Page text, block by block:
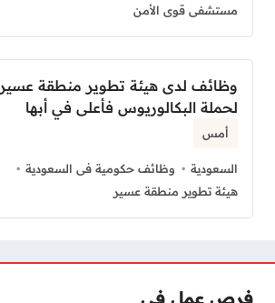
مستشفى قوى الأمن
وظائف لدى هيئة تطوير منطقة عسير
لحملة البكالوريوس فأعلى في أبها
أمس
السعودية
وظائف حكومية فى السعودية
هيئة تطوير منطقة عسير
فرص عمل فى